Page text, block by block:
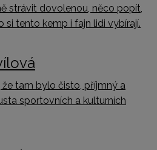
strávit dovolenou, něco popít,
si tento kemp i fajn lidi vybírají.
tam bylo čisto, příjmný a
sportovních a kulturních